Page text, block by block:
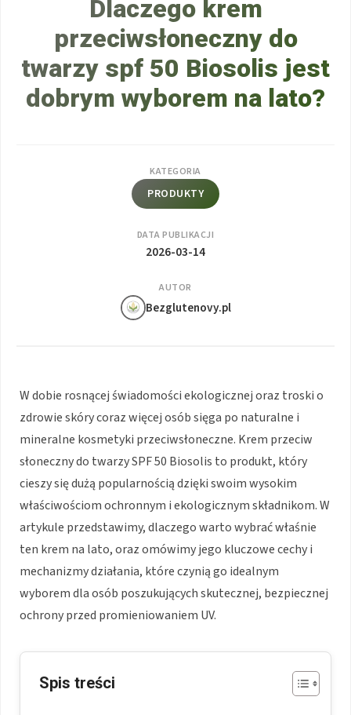
Dlaczego krem
przeciwsłoneczny do
twarzy spf 50 Biosolis jest
dobrym wyborem na lato?
KATEGORIA
PRODUKTY
DATA PUBLIKACJI
2026-03-14
AUTOR
Bezglutenovy.pl
W dobie rosnącej świadomości ekologicznej oraz troski o
zdrowie skóry coraz więcej osób sięga po naturalne i
mineralne kosmetyki przeciwsłoneczne. Krem przeciw
słoneczny do twarzy SPF 50 Biosolis to produkt, który
cieszy się dużą popularnością dzięki swoim wysokim
właściwościom ochronnym i ekologicznym składnikom. W
artykule przedstawimy, dlaczego warto wybrać właśnie
ten krem na lato, oraz omówimy jego kluczowe cechy i
mechanizmy działania, które czynią go idealnym
wyborem dla osób poszukujących skutecznej, bezpiecznej
ochrony przed promieniowaniem UV.
Spis treści